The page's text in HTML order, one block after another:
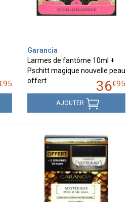
95
Garancia
Larmes de fantôme 10ml +
Pschitt magique nouvelle peau
offert
36€95
AJOUTER